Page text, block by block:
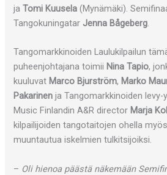
jaTomi Kuusela (Mynämäki).
Tangokuningatar Jenna Bågeberg.
Tangomarkkinoiden Laulukilpailun
puheenjohtajana toimii Nina Tapio,
kuuluvat Marco Bjurström, Marko
Pakarinen ja Tangomarkkinoiden levy-
Music Finlandin A&R director Marja
kilpailijoiden tangotaitojen ohella
muuntautua iskelmien tulkitsijoiksi.
– Oli hienoa päästä näkemään